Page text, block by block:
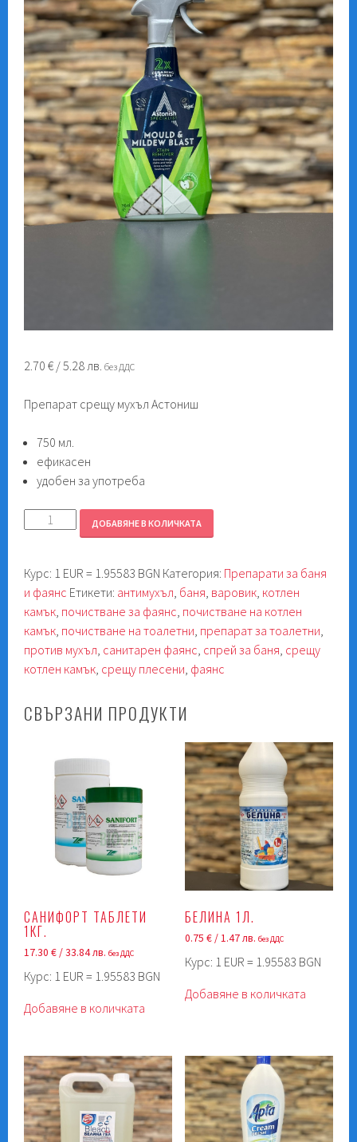
2.70€ / 5.28 лв.без ДДС
Препарат срещу мухъл Астониш
750 мл.
ефикасен
удобен за употреба
количество
против
мухъл
750мл.
ДОБАВЯНЕ В КОЛИЧКАТА
Курс: 1 EUR = 1.95583 BGN Категория: Препарати за баня
и фаянс Етикети: антимухъл, баня, варовик, котлен
камък, почистване за фаянс, почистване на котлен
камък, почистване на тоалетни, препарат за тоалетни,
против мухъл, санитарен фаянс, спрей за баня, срещу
котлен камък, срещу плесени, фаянс
СВЪРЗАНИ ПРОДУКТИ
САНИФОРТ ТАБЛЕТИ
1КГ.
17.30€/ 33.84 лв.без ДДС
Курс: 1 EUR = 1.95583 BGN
Добавяне в количката
БЕЛИНА 1Л.
0.75 €/ 1.47 лв. без ДДС
Курс: 1 EUR = 1.95583 BGN
Добавяне в количката